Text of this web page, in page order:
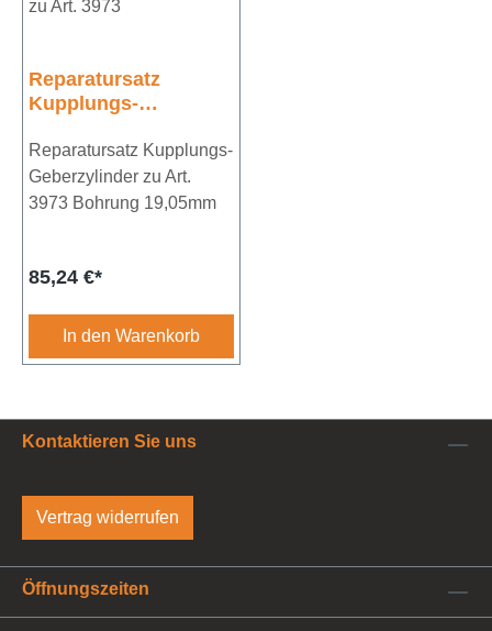
Reparatursatz
Kupplungs-
3973
Reparatursatz Kupplungs-
Geberzylinder zu Art.
3973 Bohrung 19,05mm
Regulärer Preis:
85,24 €*
In den Warenkorb
Kontaktieren Sie uns
Vertrag widerrufen
Öffnungszeiten